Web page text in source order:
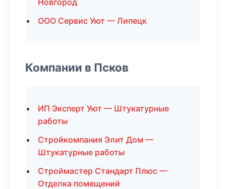
Новгород
ООО Сервис Уют — Липецк
Компании в Псков
ИП Эксперт Уют — Штукатурные
работы
Стройкомпания Элит Дом —
Штукатурные работы
Строймастер Стандарт Плюс —
Отделка помещений